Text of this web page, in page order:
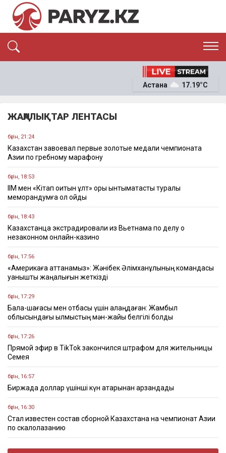
ЭКОНОМИКА
ОҚИҒА
Астана 17.19°C
ЖАҢАЛЫҚТАР ЛЕНТАСЫ
бүгін, 21:24
Казахстан завоевал первые золотые медали чемпионата
Азии по гребному марафону
бүгін, 18:53
ІІМ мен «Кітап оқитын ұлт» қоры ынтымақтастық туралы
меморандумға қол қойды
бүгін, 18:43
Казахстанца экстрадировали из Вьетнама по делу о
незаконном онлайн-казино
бүгін, 17:56
«Америкаға аттанамыз»: Жәнібек Әлімханұлының командасы
қуанышты жаңалығын жеткізді
бүгін, 17:29
Бала-шағасы мен отбасы үшін алаңдаған: Жамбыл
облысындағы қылмыстың мән-жайы белгілі болды
бүгін, 17:26
Прямой эфир в TikTok закончился штрафом для жительницы
Семея
бүгін, 16:57
Биржада доллар үшінші күн қатарынан арзандады
бүгін, 16:30
Стал известен состав сборной Казахстана на чемпионат Азии
по скалолазанию
бүгін, 16:22